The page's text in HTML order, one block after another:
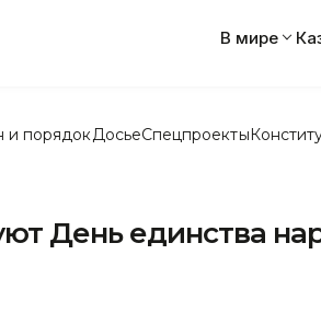
В мире
и порядок ДосьеСпецпроекты
День единства